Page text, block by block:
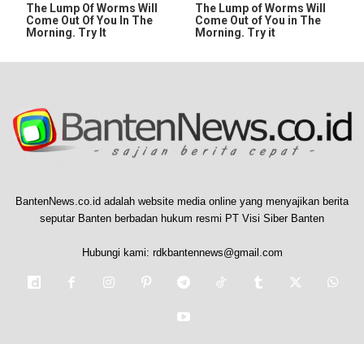
The Lump Of Worms Will
Come Out Of You In The
Morning. Try It
The Lump of Worms Will
Come Out of You in The
Morning. Try it
BantenNews.co.id adalah website media online yang menyajikan berita
seputar Banten berbadan hukum resmi PT Visi Siber Banten
Hubungi kami: rdkbantennews@gmail.com